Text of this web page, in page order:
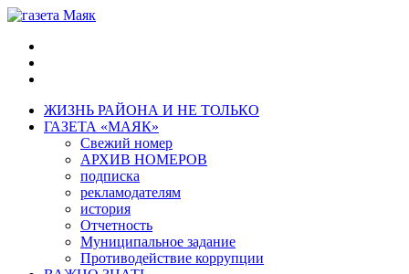
ЖИЗНЬ РАЙОНА И НЕ ТОЛЬКО
ГАЗЕТА «МАЯК»
Свежий номер
АРХИВ НОМЕРОВ
подписка
рекламодателям
история
Отчетность
Муниципальное задание
Противодействие коррупции